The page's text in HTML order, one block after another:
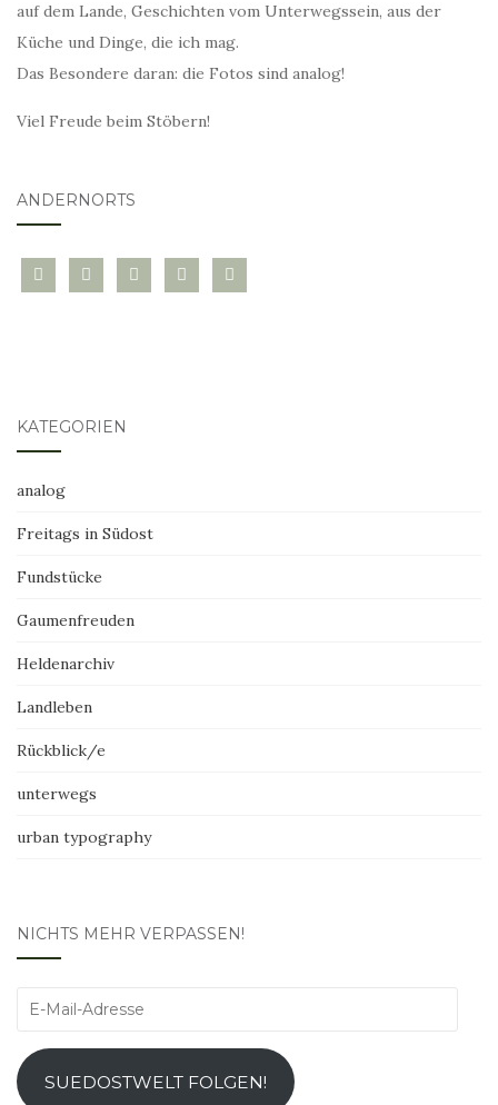
auf dem Lande, Geschichten vom Unterwegssein, aus der
Küche und Dinge, die ich mag.
Das Besondere daran: die Fotos sind analog!
Viel Freude beim Stöbern!
ANDERNORTS
bloglovininstagramtwitter pinterest
mail
KATEGORIEN
analog
Freitags in Südost
Fundstücke
Gaumenfreuden
Heldenarchiv
Landleben
Rückblick/e
unterwegs
urban typography
NICHTS MEHR VERPASSEN!
E-
Adresse
SUEDOSTWELT FOLGEN!